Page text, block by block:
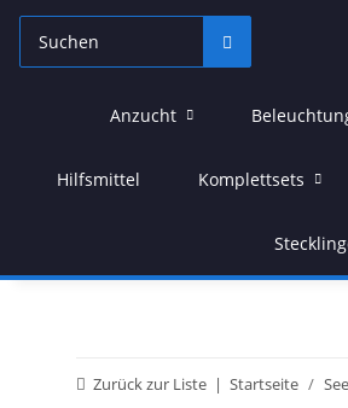
Anzucht
Hilfsmittel Komplettsets
Zurück zur Liste Startseite